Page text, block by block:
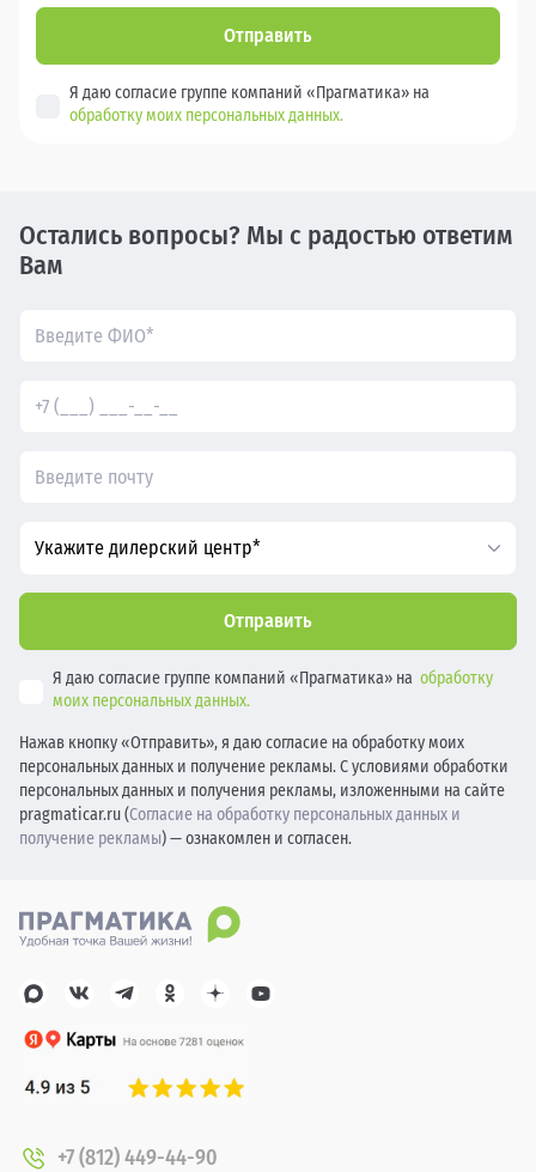
Отправить
Я даю согласие группе компаний «Прагматика» на
обработку моих персональных данных.
Остались вопросы? Мы с радостью ответим
Вам
Укажите дилерский центр*
Отправить
Я даю согласие группе компаний «Прагматика» на обработку
моих персональных данных.
Нажав кнопку «Отправить», я даю согласие на обработку моих
персональных данных и получение рекламы. С условиями обработки
персональных данных и получения рекламы, изложенными на сайте
pragmaticar.ru (Согласие на обработку персональных данных и
получение рекламы) — ознакомлен и согласен.
+7 (812) 449-44-90